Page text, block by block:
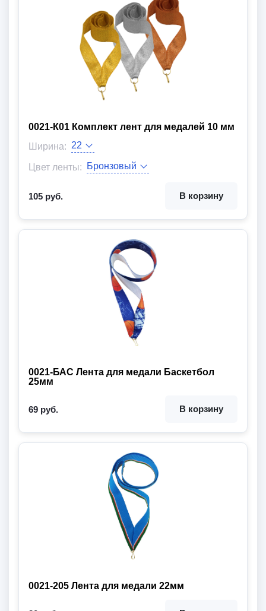
0021-К01 Комплект лент для медалей 10 мм
Ширина:
Длина:
Цвет ленты:
105 руб.
В корзину
0021-БАС Лента для медали Баскетбол
25мм
69 руб. В корзину
0021-205 Лента для медали 22мм